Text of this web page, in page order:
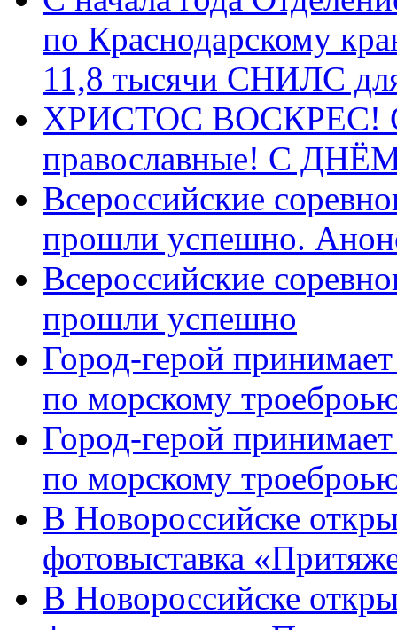
по Краснодарскому
11,8 тысячи СНИЛС
ХРИСТОС ВОСКРЕС! С
православные! C
Всероссийские
прошли успешно.
Всероссийские
прошли успешно
Город-герой
по морскому
Город-герой
по морскому
В Новороссийске
фотовыставка
В Новороссийске